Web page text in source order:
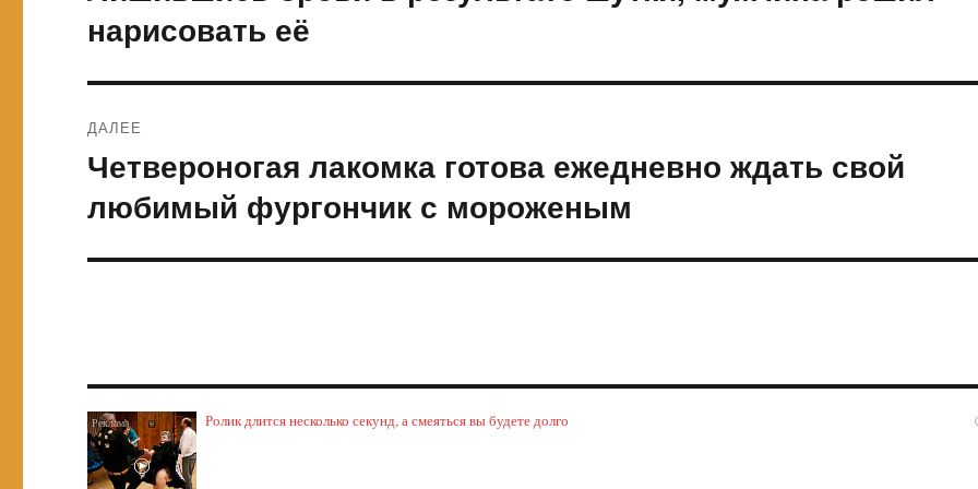
записям
нарисовать её
ДАЛЕЕ
Следующая
запись:
Четвероногая лакомка готова ежедневно ждать свой
любимый фургончик с мороженым
Ролик длится несколько секунд, а смеяться вы будете долго